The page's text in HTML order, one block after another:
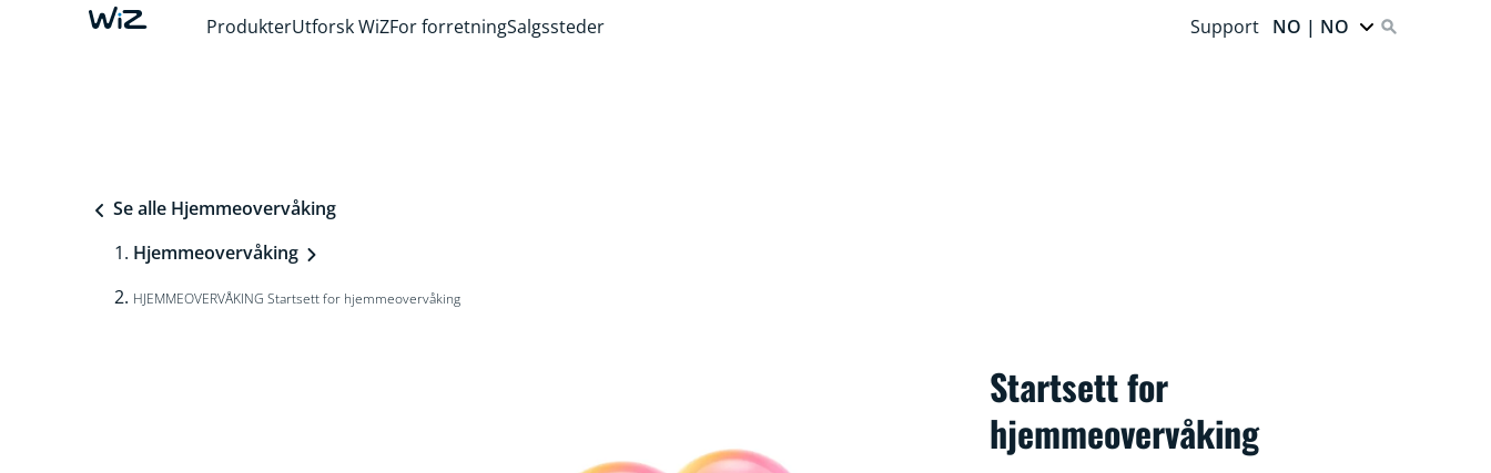
ProdukterUtforsk WiZFor forretningSalgssteder Support NO | NO
Se alle Hjemmeovervåking
Hjemmeovervåking
HJEMMEOVERVÅKING Startsett for hjemmeovervåking
Startsett for
hjemmeovervåking